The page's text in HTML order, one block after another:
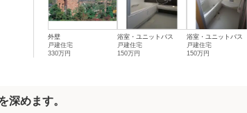
外壁
戸建住宅
330万円
浴室・ユニットバス
戸建住宅
150万円
浴室・ユニットバス
戸建住宅
150万円
深めます。